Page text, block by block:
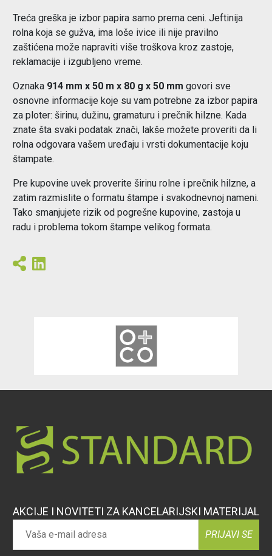
Treća greška je izbor papira samo prema ceni. Jeftinija
rolna koja se gužva, ima loše ivice ili nije pravilno
zaštićena može napraviti više troškova kroz zastoje,
reklamacije i izgubljeno vreme.
Oznaka 914 mm x 50 m x 80 g x 50 mm govori sve
osnovne informacije koje su vam potrebne za izbor papira
za ploter: širinu, dužinu, gramaturu i prečnik hilzne. Kada
znate šta svaki podatak znači, lakše možete proveriti da li
rolna odgovara vašem uređaju i vrsti dokumentacije koju
štampate.
Pre kupovine uvek proverite širinu rolne i prečnik hilzne, a
zatim razmislite o formatu štampe i svakodnevnoj nameni.
Tako smanjujete rizik od pogrešne kupovine, zastoja u
radu i problema tokom štampe velikog formata.
AKCIJE I NOVITETI ZA KANCELARIJSKI MATERIJAL
PRIJAVI SE